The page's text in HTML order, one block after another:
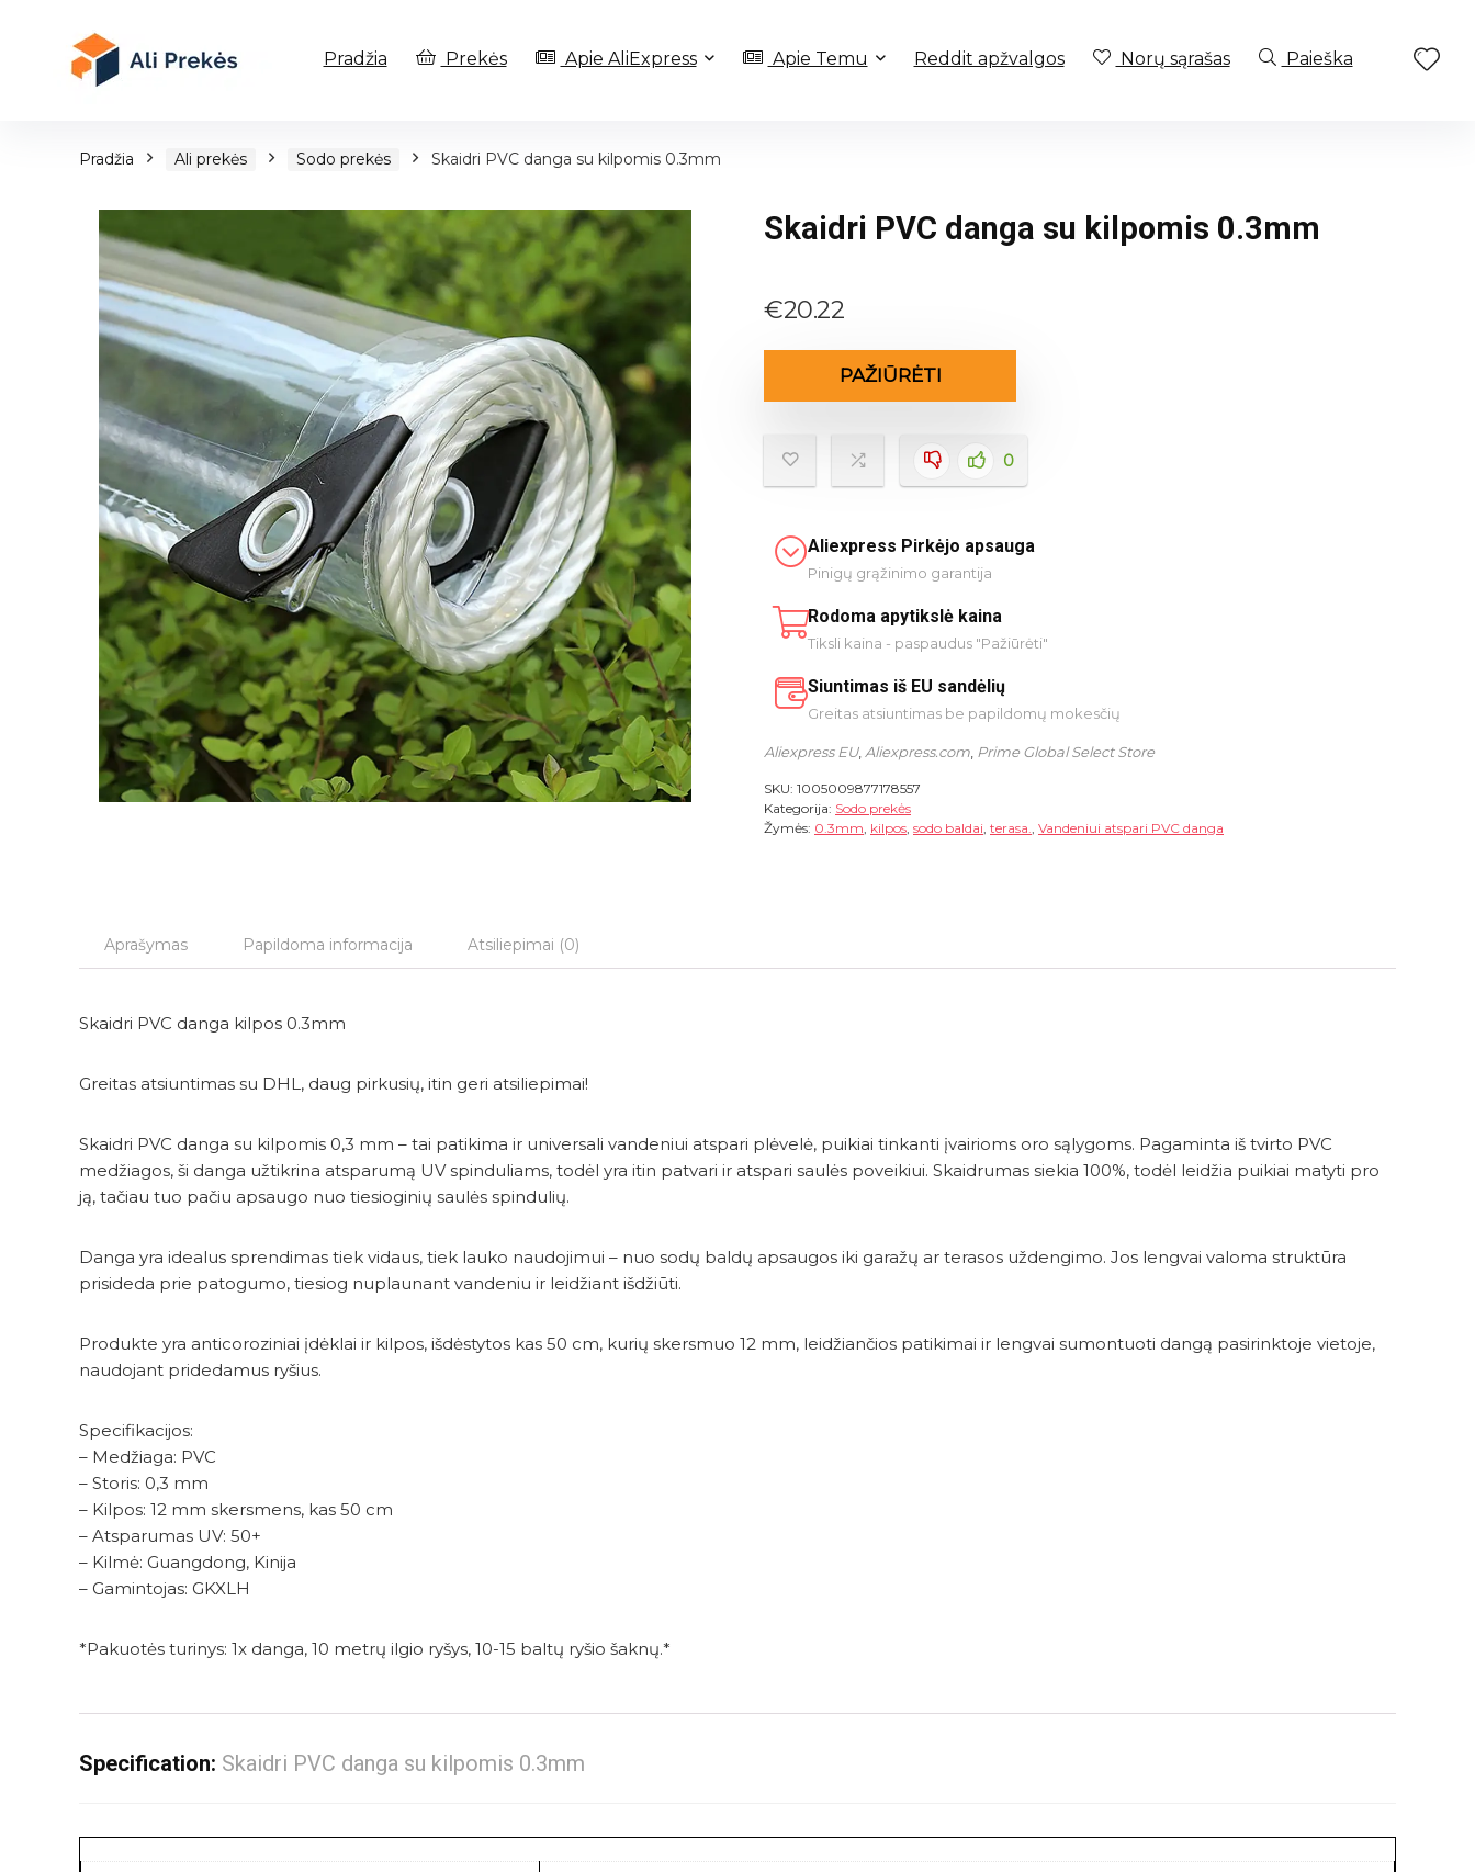
Pradžia Prekės Apie AliExpress Apie Temu Reddit apžvalgos Norų sąrašas Paieška
Pradžia Ali prekės Sodo prekės Skaidri PVC danga su kilpomis 0.3mm
Skaidri PVC danga su kilpomis 0.3mm
€20.22
PAŽIŪRĖTI
0
Aliexpress Pirkėjo apsauga
Pinigų grąžinimo garantija
Rodoma apytikslė kaina
Tiksli kaina - paspaudus "Pažiūrėti"
Siuntimas iš EU sandėlių
Greitas atsiuntimas be papildomų mokesčių
Aliexpress EU, Aliexpress.com Prime Global Select Store
SKU: 1005009877178557
Kategorija: Sodo prekės
Žymės: 0.3mm, kilpos, sodo baldai, terasa., Vandeniui atspari PVC danga
Aprašymas Papildoma informacija Atsiliepimai (0)
Skaidri PVC danga kilpos 0.3mm
Greitas atsiuntimas su DHL, daug pirkusių, itin geri atsiliepimai!
Skaidri PVC danga su kilpomis 0,3 mm – tai patikima ir universali vandeniui atspari plėvelė, puikiai tinkanti įvairioms oro sąlygoms. Pagaminta iš tvirto PVC
medžiagos, ši danga užtikrina atsparumą UV spinduliams, todėl yra itin patvari ir atspari saulės poveikiui. Skaidrumas siekia 100%, todėl leidžia puikiai matyti pro
ją, tačiau tuo pačiu apsaugo nuo tiesioginių saulės spindulių.
Danga yra idealus sprendimas tiek vidaus, tiek lauko naudojimui – nuo sodų baldų apsaugos iki garažų ar terasos uždengimo. Jos lengvai valoma struktūra
prisideda prie patogumo, tiesiog nuplaunant vandeniu ir leidžiant išdžiūti.
Produkte yra anticoroziniai įdėklai ir kilpos, išdėstytos kas 50 cm, kurių skersmuo 12 mm, leidžiančios patikimai ir lengvai sumontuoti dangą pasirinktoje vietoje,
naudojant pridedamus ryšius.
Specifikacijos:
– Medžiaga: PVC
– Storis: 0,3 mm
– Kilpos: 12 mm skersmens, kas 50 cm
– Atsparumas UV: 50+
– Kilmė: Guangdong, Kinija
– Gamintojas: GKXLH
*Pakuotės turinys: 1x danga, 10 metrų ilgio ryšys, 10-15 baltų ryšio šaknų.*
Specification: Skaidri PVC danga su kilpomis 0.3mm